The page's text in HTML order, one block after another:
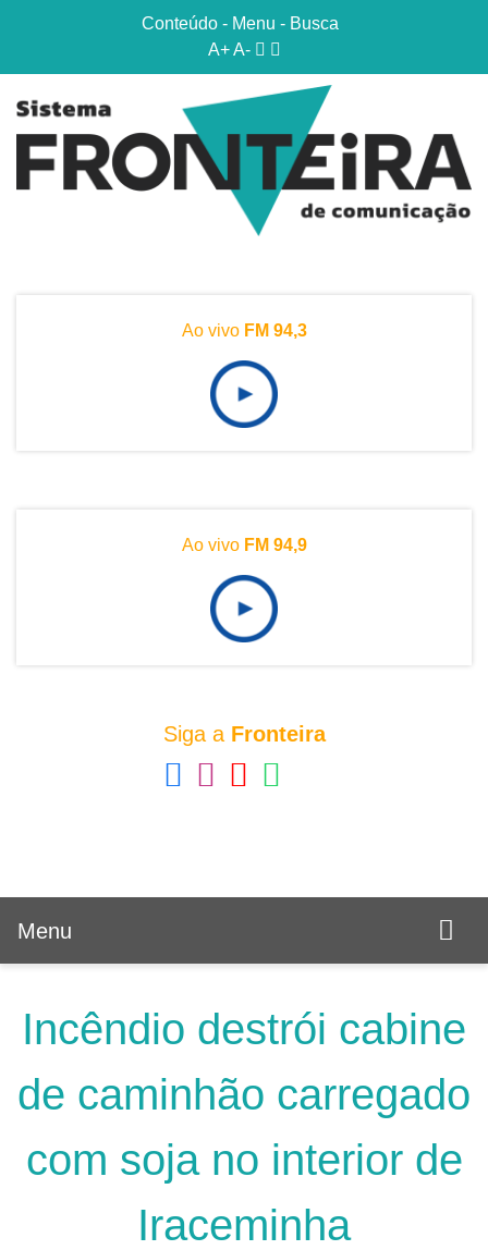
Conteúdo - Menu - Busca
A+ A-
Ao vivo FM 94,3
Ao vivo FM 94,9
Siga a Fronteira
Menu
Incêndio destrói cabine
de caminhão carregado
com soja no interior de
Iraceminha